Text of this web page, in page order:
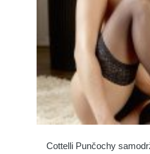
Cottelli Punčochy